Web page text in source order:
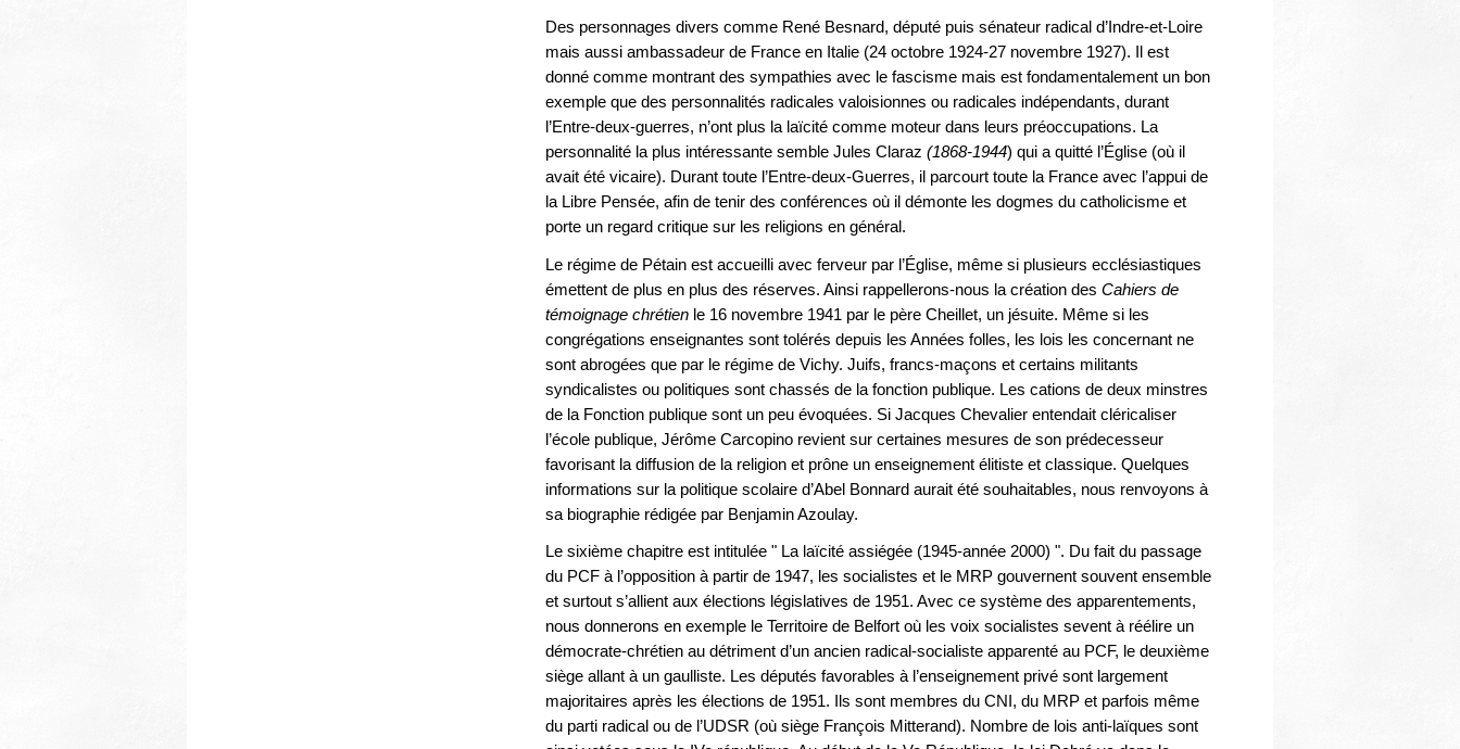
Des personnages divers comme René Besnard, député puis sénateur radical d’Indre-et-Loire
mais aussi ambassadeur de France en Italie (24 octobre 1924-27 novembre 1927). Il est
donné comme montrant des sympathies avec le fascisme mais est fondamentalement un bon
exemple que des personnalités radicales valoisionnes ou radicales indépendants, durant
l’Entre-deux-guerres, n’ont plus la laïcité comme moteur dans leurs préoccupations. La
personnalité la plus intéressante semble Jules Claraz (1868-1944) qui a quitté l’Église (où il
avait été vicaire). Durant toute l’Entre-deux-Guerres, il parcourt toute la France avec l’appui de
la Libre Pensée, afin de tenir des conférences où il démonte les dogmes du catholicisme et
porte un regard critique sur les religions en général.
Le régime de Pétain est accueilli avec ferveur par l’Église, même si plusieurs ecclésiastiques
émettent de plus en plus des réserves. Ainsi rappellerons-nous la création des Cahiers de
témoignage chrétien le 16 novembre 1941 par le père Cheillet, un jésuite. Même si les
congrégations enseignantes sont tolérés depuis les Années folles, les lois les concernant ne
sont abrogées que par le régime de Vichy. Juifs, francs-maçons et certains militants
syndicalistes ou politiques sont chassés de la fonction publique. Les cations de deux minstres
de la Fonction publique sont un peu évoquées. Si Jacques Chevalier entendait cléricaliser
l’école publique, Jérôme Carcopino revient sur certaines mesures de son prédecesseur
favorisant la diffusion de la religion et prône un enseignement élitiste et classique. Quelques
informations sur la politique scolaire d’Abel Bonnard aurait été souhaitables, nous renvoyons à
sa biographie rédigée par Benjamin Azoulay.
Le sixième chapitre est intitulée " La laïcité assiégée (1945-année 2000) ". Du fait du passage
du PCF à l’opposition à partir de 1947, les socialistes et le MRP gouvernent souvent ensemble
et surtout s’allient aux élections législatives de 1951. Avec ce système des apparentements,
nous donnerons en exemple le Territoire de Belfort où les voix socialistes sevent à réélire un
démocrate-chrétien au détriment d’un ancien radical-socialiste apparenté au PCF, le deuxième
siège allant à un gaulliste. Les députés favorables à l’enseignement privé sont largement
majoritaires après les élections de 1951. Ils sont membres du CNI, du MRP et parfois même
du parti radical ou de l’UDSR (où siège François Mitterand). Nombre de lois anti-laïques sont